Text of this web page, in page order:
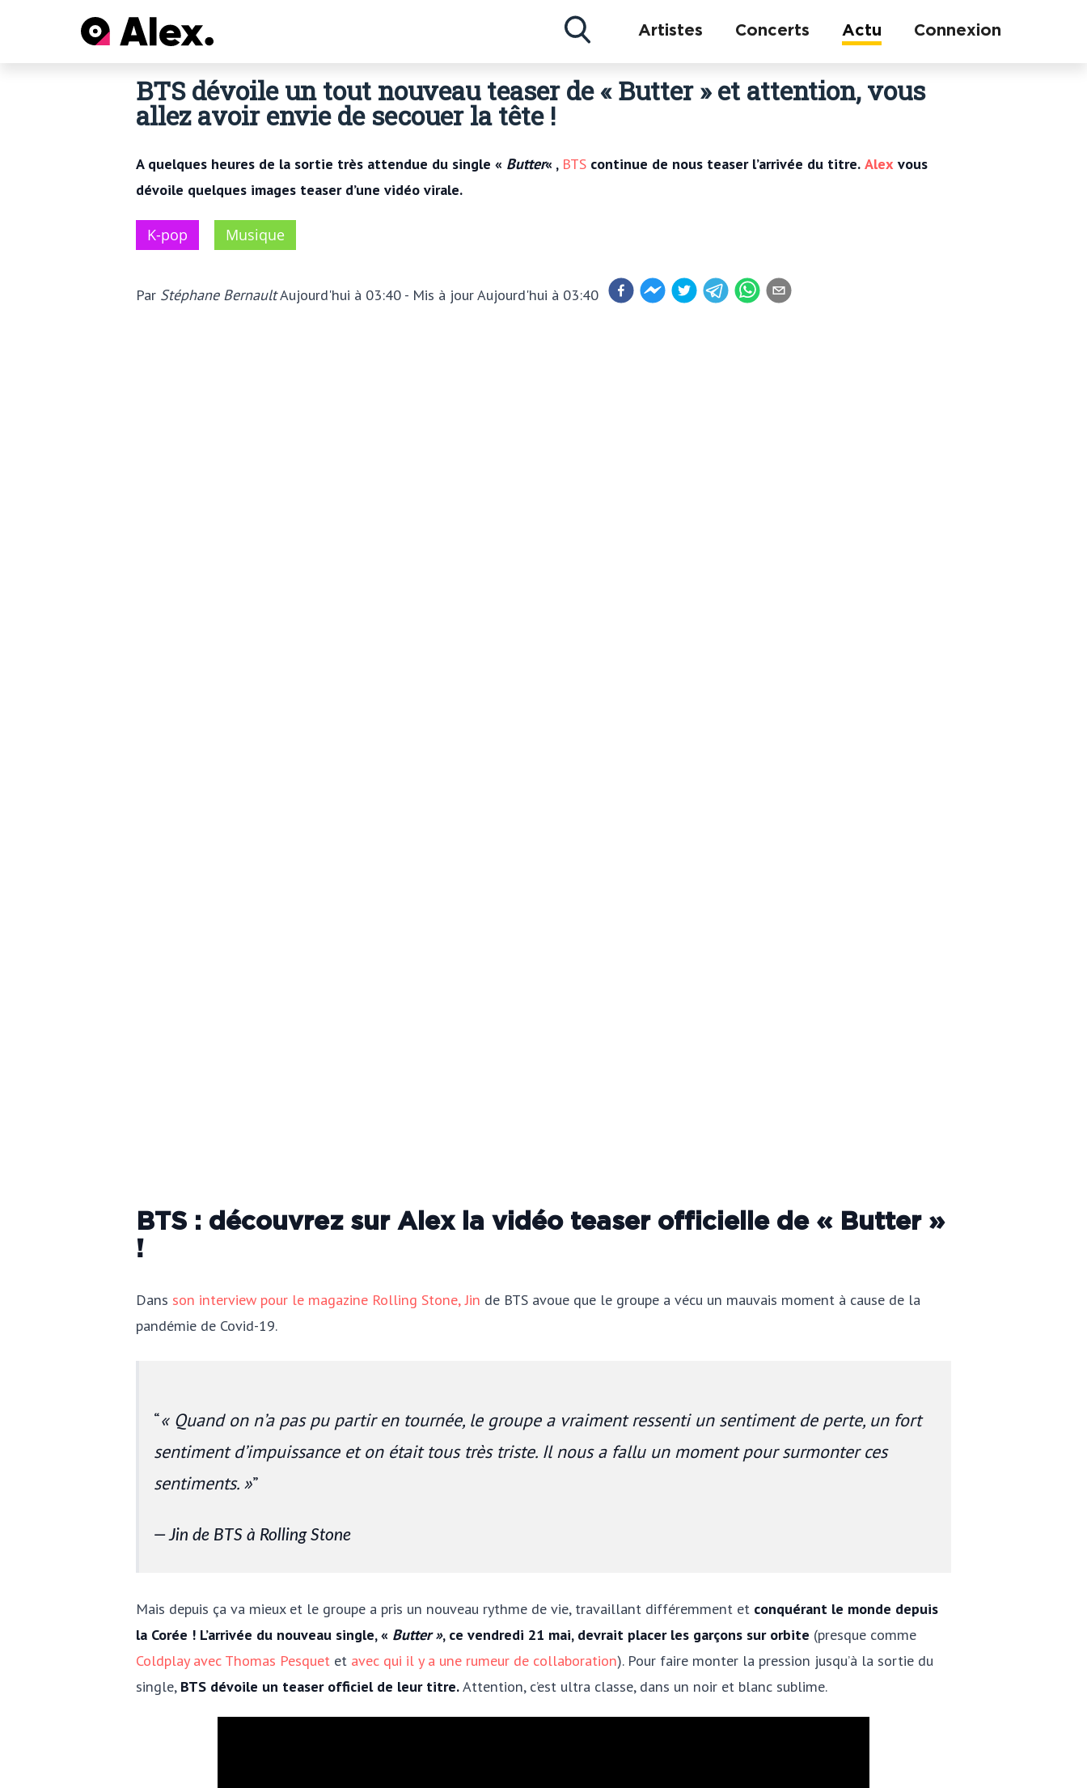
Artistes Concerts Actu Connexion
Actu
Concerts
Artistes
BTS dévoile un tout nouveau teaser de « Butter » et attention, vous
allez avoir envie de secouer la tête !
A quelques heures de la sortie très attendue du single « Butter« , BTS continue de nous teaser l’arrivée du titre. Alex vous
dévoile quelques images teaser d’une vidéo virale.
K-pop Musique
Par Stéphane BernaultAujourd'hui à 03:40 - Mis à jourAujourd'hui à 03:40
BTS : découvrez sur Alex la vidéo teaser officielle de « Butter »
!
Dans son interview pour le magazine Rolling Stone, Jin de BTS avoue que le groupe a vécu un mauvais moment à cause de la
pandémie de Covid-19.
« Quand on n’a pas pu partir en tournée, le groupe a vraiment ressenti un sentiment de perte, un fort
sentiment d’impuissance et on était tous très triste. Il nous a fallu un moment pour surmonter ces
sentiments. »
Jin de BTS à Rolling Stone
Mais depuis ça va mieux et le groupe a pris un nouveau rythme de vie, travaillant différemment et conquérant le monde depuis
la Corée ! L’arrivée du nouveau single, « Butter », ce vendredi 21 mai, devrait placer les garçons sur orbite (presque comme
Coldplay avec Thomas Pesquet et avec qui il y a une rumeur de collaboration). Pour faire monter la pression jusqu’à la sortie du
single, BTS dévoile un teaser officiel de leur titre.Attention, c’est ultra classe, dans un noir et blanc sublime.